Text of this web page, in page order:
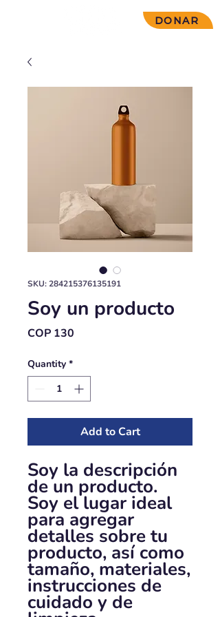
DONAR
SKU: 284215376135191
Soy un producto
COP 130
Quantity *
Add to Cart
Soy la descripción
de un producto.
Soy el lugar ideal
para agregar
detalles sobre tu
producto, así como
tamaño, materiales,
instrucciones de
cuidado y de